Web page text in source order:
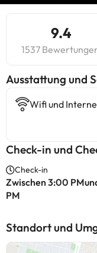
9.4
1537
​Ausstattung und
Wifi und
Check-in und
Check-in
Zwischen 3:00
PM
Standort und